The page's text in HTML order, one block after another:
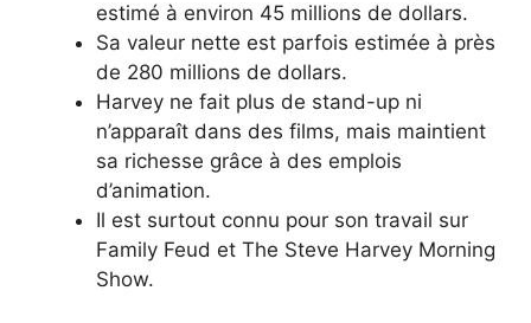
estimé à environ 45 millions de dollars.
Sa valeur nette est parfois estimée à près
de 280 millions de dollars.
Harvey ne fait plus de stand-up ni
n’apparaît dans des films, mais maintient
sa richesse grâce à des emplois
d’animation.
Il est surtout connu pour son travail sur
Family Feud et The Steve Harvey Morning
Show.